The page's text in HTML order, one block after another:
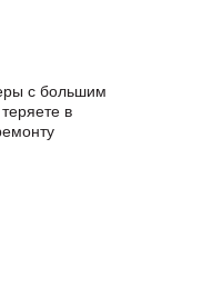
с большим
в